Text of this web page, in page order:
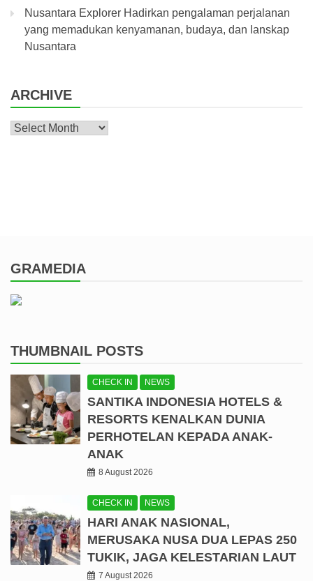
Nusantara Explorer Hadirkan pengalaman perjalanan
yang memadukan kenyamanan, budaya, dan lanskap
Nusantara
ARCHIVE
Archive
GRAMEDIA
THUMBNAIL POSTS
CHECK IN NEWS
SANTIKA INDONESIA HOTELS &
RESORTS KENALKAN DUNIA
PERHOTELAN KEPADA ANAK-
ANAK
8 August 2026
CHECK IN NEWS
HARI ANAK NASIONAL,
MERUSAKA NUSA DUA LEPAS 250
TUKIK, JAGA KELESTARIAN LAUT
7 August 2026